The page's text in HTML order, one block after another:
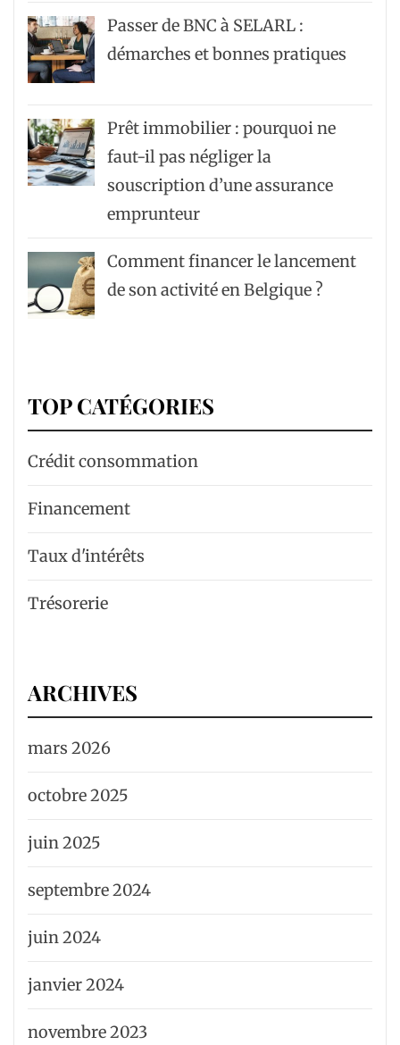
Passer de BNC à SELARL :
démarches et bonnes pratiques
Prêt immobilier : pourquoi ne
faut-il pas négliger la
souscription d’une assurance
emprunteur
Comment financer le lancement
de son activité en Belgique ?
TOP CATÉGORIES
Crédit consommation
Financement
Taux d'intérêts
Trésorerie
ARCHIVES
mars 2026
octobre 2025
juin 2025
septembre 2024
juin 2024
janvier 2024
novembre 2023